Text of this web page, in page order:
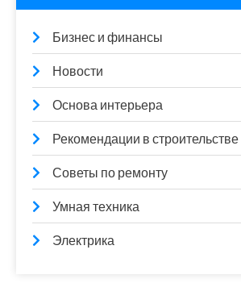
Бизнес и финансы
Новости
Основа интерьера
Рекомендации в строительстве
Советы по ремонту
Умная техника
Электрика